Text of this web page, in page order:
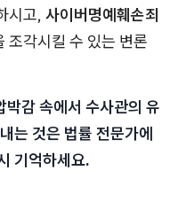
시고, 사이버명예훼손죄
조각시킬 수 있는 변론
감 속에서 수사관의 유
는 것은 법률 전문가에
기억하세요.